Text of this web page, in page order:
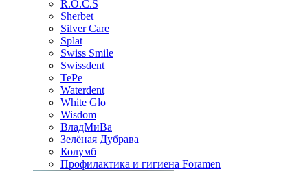
R.O.C.S
Sherbet
Silver Care
Splat
Swiss Smile
Swissdent
TePe
Waterdent
White Glo
Wisdom
ВладМиВа
Зелёная Дубрава
Колумб
Профилактика и гигиена Foramen